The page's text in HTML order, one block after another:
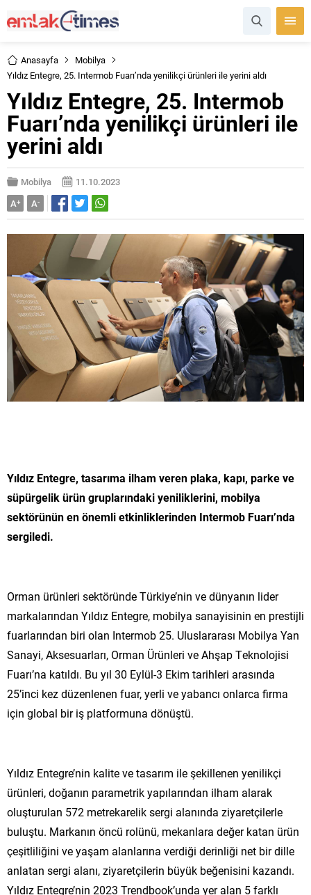
Anasayfa
Mobilya
Yıldız Entegre, 25. Intermob Fuarı’nda yenilikçi ürünleri ile yerini aldı
Yıldız Entegre, 25. Intermob
Fuarı’nda yenilikçi ürünleri ile
yerini aldı
Mobilya
11.10.2023
A+ A-
Yıldız Entegre, tasarıma ilham veren plaka, kapı, parke ve
süpürgelik ürün gruplarındaki yeniliklerini, mobilya
sektörünün en önemli etkinliklerinden Intermob Fuarı’nda
sergiledi.
Orman ürünleri sektöründe Türkiye’nin ve dünyanın lider
markalarından Yıldız Entegre, mobilya sanayisinin en prestijli
fuarlarından biri olan Intermob 25. Uluslararası Mobilya Yan
Sanayi, Aksesuarları, Orman Ürünleri ve Ahşap Teknolojisi
Fuarı’na katıldı. Bu yıl 30 Eylül-3 Ekim tarihleri arasında
25’inci kez düzenlenen fuar, yerli ve yabancı onlarca firma
için global bir iş platformuna dönüştü.
Yıldız Entegre’nin kalite ve tasarım ile şekillenen yenilikçi
ürünleri, doğanın parametrik yapılarından ilham alarak
oluşturulan 572 metrekarelik sergi alanında ziyaretçilerle
buluştu. Markanın öncü rolünü, mekanlara değer katan ürün
çeşitliliğini ve yaşam alanlarına verdiği derinliği net bir dille
anlatan sergi alanı, ziyaretçilerin büyük beğenisini kazandı.
Yıldız Entegre’nin 2023 Trendbook’unda yer alan 5 farklı